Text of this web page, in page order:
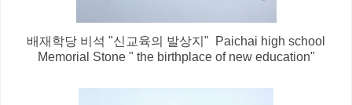
배재학당 비석 "신교육의 발상지" Paichai high school
Memorial Stone " the birthplace of new education"